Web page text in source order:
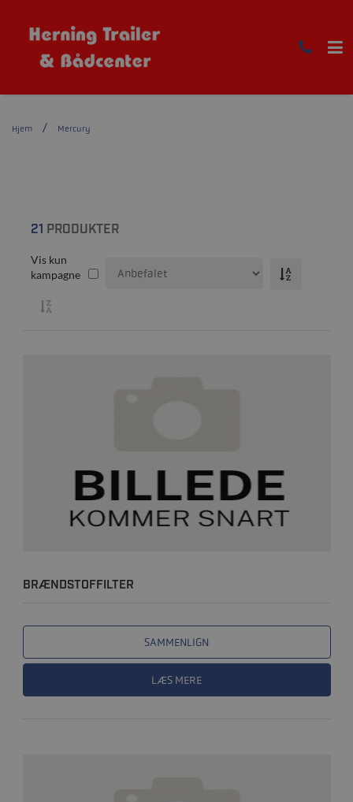
Hjem Mercury
21 PRODUKTER
Vis kun
kampagne
BRÆNDSTOFFILTER
SAMMENLIGN
LÆS MERE